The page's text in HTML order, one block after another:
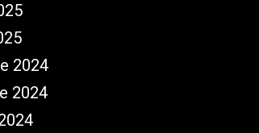
2024
2024